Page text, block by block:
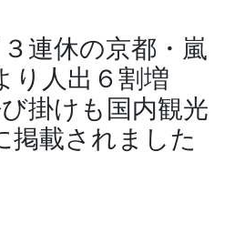
連休の京都・嵐
り人出６割増
び掛けも国内観光
掲載されました